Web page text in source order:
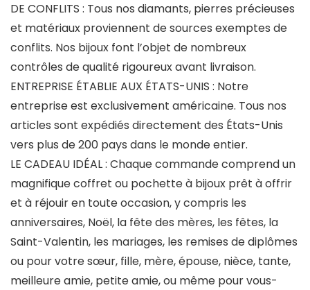
DE CONFLITS : Tous nos diamants, pierres précieuses
et matériaux proviennent de sources exemptes de
conflits. Nos bijoux font l’objet de nombreux
contrôles de qualité rigoureux avant livraison.
ENTREPRISE ÉTABLIE AUX ÉTATS-UNIS : Notre
entreprise est exclusivement américaine. Tous nos
articles sont expédiés directement des États-Unis
vers plus de 200 pays dans le monde entier.
LE CADEAU IDÉAL : Chaque commande comprend un
magnifique coffret ou pochette à bijoux prêt à offrir
et à réjouir en toute occasion, y compris les
anniversaires, Noël, la fête des mères, les fêtes, la
Saint-Valentin, les mariages, les remises de diplômes
ou pour votre sœur, fille, mère, épouse, nièce, tante,
meilleure amie, petite amie, ou même pour vous-